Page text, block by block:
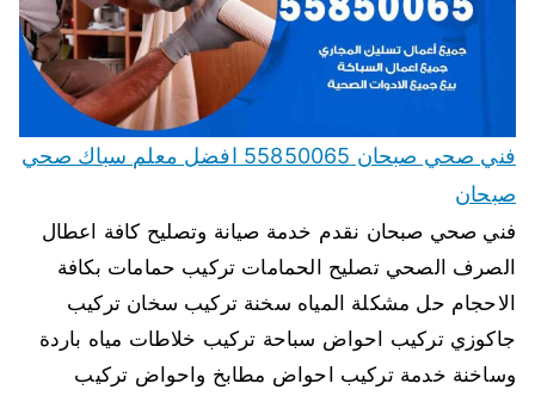
فني صحي صبحان 55850065 افضل معلم سباك صحي
صبحان
فني صحي صبحان نقدم خدمة صيانة وتصليح كافة اعطال
الصرف الصحي تصليح الحمامات تركيب حمامات بكافة
الاحجام حل مشكلة المياه سخنة تركيب سخان تركيب
جاكوزي تركيب احواض سباحة تركيب خلاطات مياه باردة
وساخنة خدمة تركيب احواض مطابخ واحواض تركيب